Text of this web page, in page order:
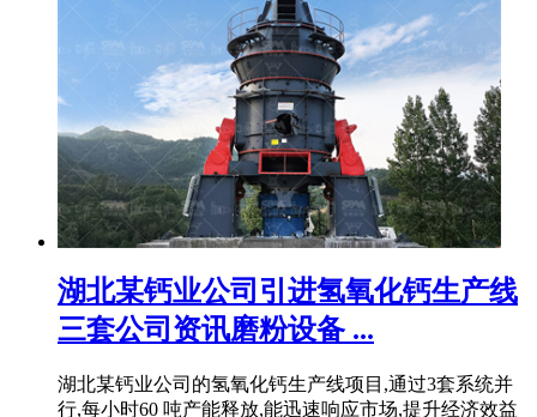
湖北某钙业公司引进氢氧化钙生产线
三套公司资讯磨粉设备 ...
湖北某钙业公司的氢氧化钙生产线项目,通过3套系统并
行,每小时60 吨产能释放,能迅速响应市场,提升经济效益